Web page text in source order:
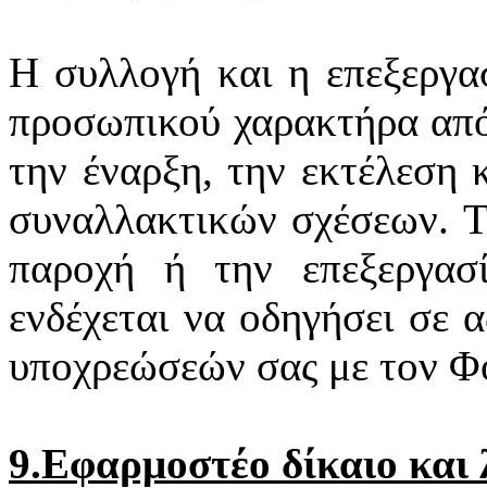
Η συλλογή και η
προσωπικού χαρακτήρα
την έναρξη, την εκτέλεση
συναλλακτικών σχέσεων.
παροχή ή την
ενδέχεται να οδηγήσει σε
υποχρεώσεών σας με τον
9.Εφαρμοστέο δίκαιο και